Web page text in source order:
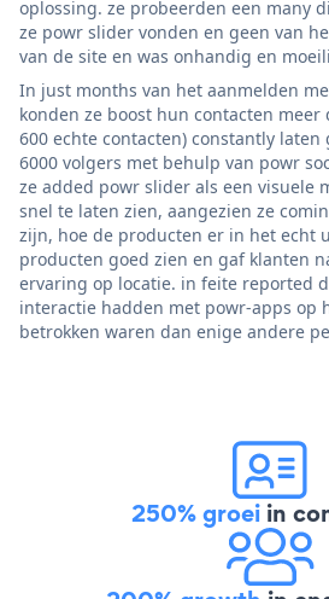
oplossing. ze probeerden een many
ze powr slider vonden en geen van
van de site en was onhandig en
In just months van het aanmelden
konden ze boost hun contacten meer
600 echte contacten) constantly
6000 volgers met behulp van powr
ze added powr slider als een visuele
snel te laten zien, aangezien ze
zijn, hoe de producten er in het echt
producten goed zien en gaf klanten
ervaring op locatie. in feite reported
interactie hadden met powr-apps op
betrokken waren dan enige andere
250% groei in